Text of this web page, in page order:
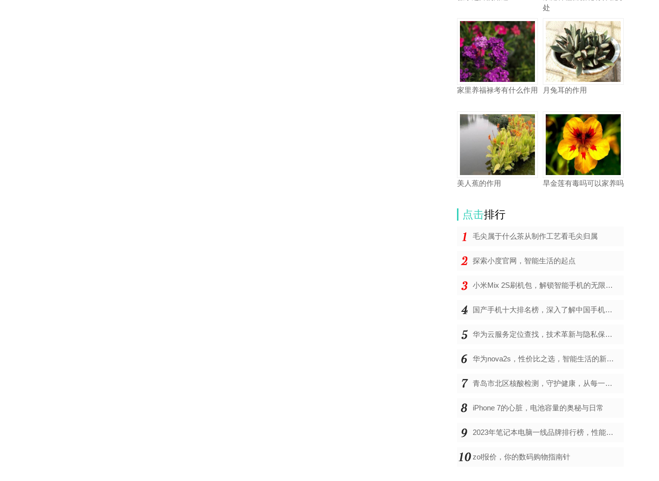
处
家里养福禄考有什么作用 月兔耳的作用
美人蕉的作用 旱金莲有毒吗可以家养吗
点击排行
毛尖属于什么茶从制作工艺看毛尖归属
探索小度官网，智能生活的起点
小米Mix 2S刷机包，解锁智能手机的无限可能
国产手机十大排名榜，深入了解中国手机市场的佼佼者
华为云服务定位查找，技术革新与隐私保护的双重奏
华为nova2s，性价比之选，智能生活的新伙伴
青岛市北区核酸检测，守护健康，从每一次检测开始
iPhone 7的心脏，电池容量的奥秘与日常
2023年笔记本电脑一线品牌排行榜，性能、创新与用户满意度的综合考量
zol报价，你的数码购物指南针